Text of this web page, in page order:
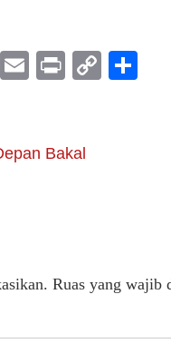
Telegram
Email
PrintCopy
Bakal
Ruas yang wajib